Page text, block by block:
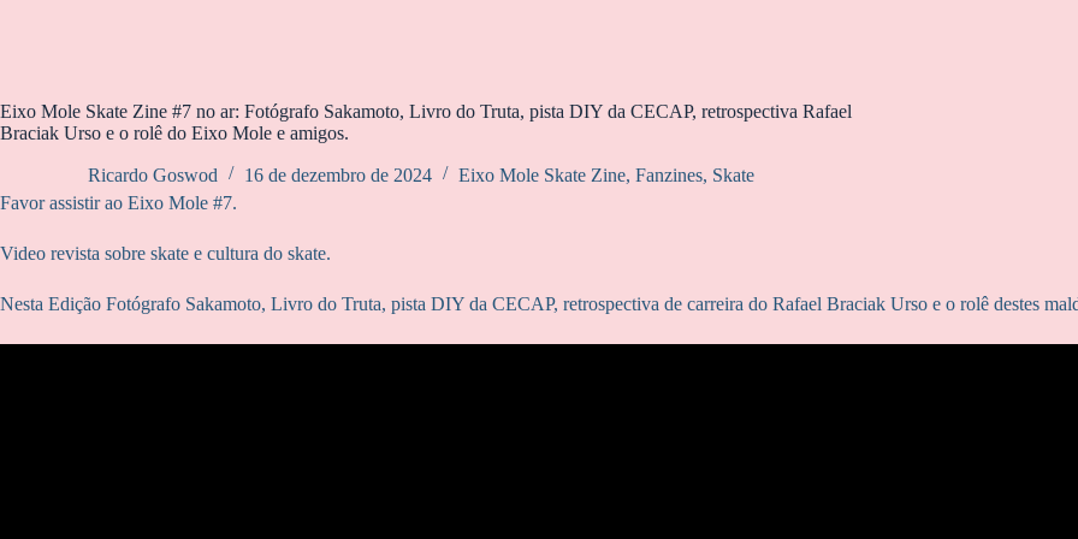
Eixo Mole Skate Zine #7 no ar: Fotógrafo Sakamoto, Livro do Truta, pista DIY da CECAP, retrospectiva Rafael
Braciak Urso e o rolê do Eixo Mole e amigos.
Ricardo Goswod 16 de dezembro de 2024 Eixo Mole Skate Zine, Fanzines, Skate
Favor assistir ao Eixo Mole #7.
Video revista sobre skate e cultura do skate.
Nesta Edição Fotógrafo Sakamoto, Livro do Truta, pista DIY da CECAP, retrospectiva de carreira do Rafael Braciak Urso e o rolê destes